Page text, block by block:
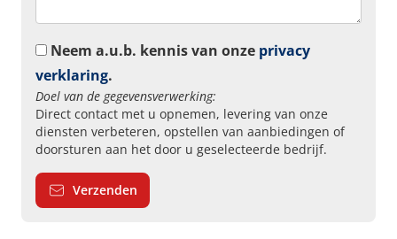
Neem a.u.b. kennis van onze privacy
verklaring.
Doel van de gegevensverwerking:
Direct contact met u opnemen, levering van onze
diensten verbeteren, opstellen van aanbiedingen of
doorsturen aan het door u geselecteerde bedrijf.
Verzenden